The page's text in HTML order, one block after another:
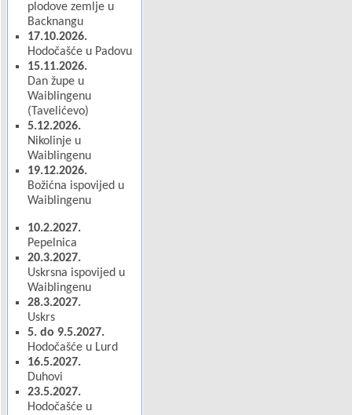
plodove zemlje u
Backnangu
17.10.2026.
Hodočašće u Padovu
15.11.2026.
Dan župe u
Waiblingenu
(Tavelićevo)
5.12.2026.
Nikolinje u
Waiblingenu
19.12.2026.
Božićna ispovijed u
Waiblingenu
10.2.2027.
Pepelnica
20.3.2027.
Uskrsna ispovijed u
Waiblingenu
28.3.2027.
Uskrs
5. do 9.5.2027.
Hodočašće u Lurd
16.5.2027.
Duhovi
23.5.2027.
Hodočašće u